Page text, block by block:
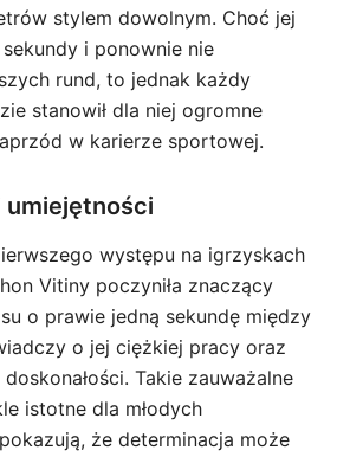
stylem dowolnym. Choć jej
i ponownie nie
rund, to jednak każdy
stanowił dla niej ogromne
w karierze sportowej.
umiejętności
występu na igrzyskach
Vitiny poczyniła znaczący
o prawie jedną sekundę między
o jej ciężkiej pracy oraz
Takie zauważalne
istotne dla młodych
że determinacja może